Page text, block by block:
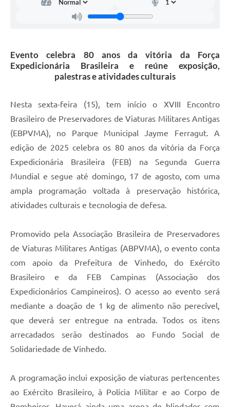
Carta de Serviços
Contas Públicas
Links Úteis
Serviços Online
Evento celebra 80 anos da vitória da Força
Expedicionária Brasileira e reúne exposição,
palestras e atividades culturais
Nesta sexta-feira (15), tem início o XVIII Encontro
Brasileiro de Preservadores de Viaturas Militares Antigas
(EBPVMA), no Parque Municipal Jayme Ferragut. A
edição de 2025 celebra os 80 anos da vitória da Força
Expedicionária Brasileira (FEB) na Segunda Guerra
Mundial e segue até domingo, 17 de agosto, com uma
ampla programação voltada à preservação histórica,
atividades culturais e tecnologia de defesa.
Promovido pela Associação Brasileira de Preservadores
de Viaturas Militares Antigas (ABPVMA), o evento conta
com apoio da Prefeitura de Vinhedo, do Exército
Brasileiro e da FEB Campinas (Associação dos
Expedicionários Campineiros). O acesso ao evento será
mediante a doação de 1 kg de alimento não perecível,
que deverá ser entregue na entrada. Todos os itens
arrecadados serão destinados ao Fundo Social de
Solidariedade de Vinhedo.
A programação inclui exposição de viaturas pertencentes
ao Exército Brasileiro, à Polícia Militar e ao Corpo de